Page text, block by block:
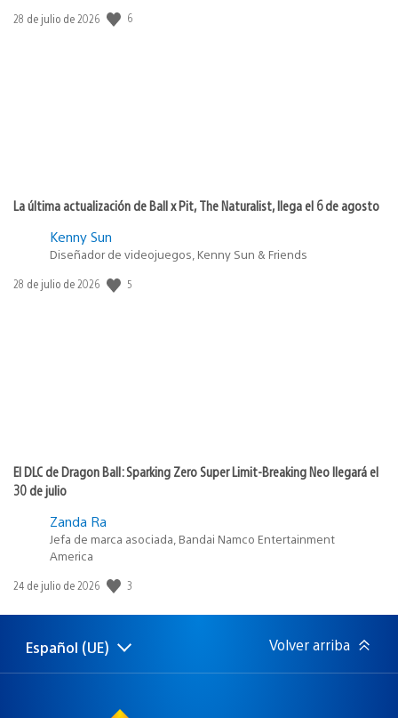
Fecha
28 de julio de 2026 6
La última actualización de Ball x Pit, The Naturalist, llega el 6 de agosto
Kenny Sun
Diseñador de videojuegos, Kenny Sun & Friends
Fecha
28 de julio de 2026 5
El DLC de Dragon Ball: Sparking Zero Super Limit-Breaking Neo llegará el
30 de julio
Zanda Ra
Jefa de marca asociada, Bandai Namco Entertainment
America
Fecha
publicación:
24 de julio de 2026 3
Selecciona
una
Región
actual:
Español (UE) Volver arriba